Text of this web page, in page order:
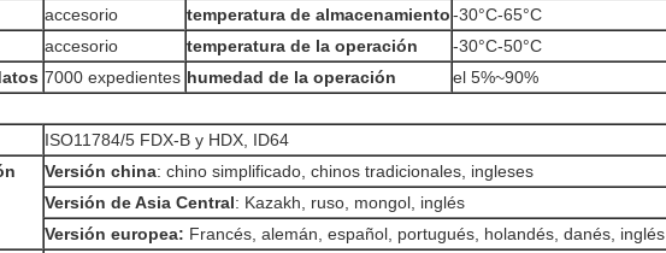
accesorio temperatura de almacenamiento-30°C-65°C
accesorio temperatura de la operación -30°C-50°C
7000 expedientes humedad de la operación el 5%~90%
ISO11784/5 FDX-B y HDX, ID64
Versión china: chino simplificado, chinos tradicionales, ingleses
Versión de Asia Central: Kazakh, ruso, mongol, inglés
Versión europea: Francés, alemán, español, portugués, holandés, danés, inglés